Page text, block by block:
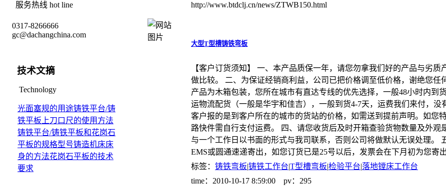
服务热线 hot line
0317-8266666
gc@dachangchina.com
技术文摘
Technology
光面塞规的用途铸铁平台/铸
铁平板上刀口尺的使用方法
铸铁平台/铸铁平板和花岗石
平板的规格型号铸造机床床
身的方法花岗石平板的技术
要求
http://www.btdclj.cn/news/ZTWB150.html
大型T型槽铸铁弯板
【客户订货须知】 一、本产品质保一年，请您勿拿我们好的产品与劣质
做比较。 二、为保证经销商利益，公司已把价格调至低价格，谢绝您任
产品为木箱包装，您所在城市有直达专线的优先选择，一般48小时内到
运物流配货（一般是华宇和佳吉），一般到货4-7天，运费我们来付，没
客户报的是到客户所在的城市的货站的价格，如需送到提前声明。如您
路快件需自行支付运费。 四、请您收货后及时开箱查验货物数量及外观
与一个工作日以书面的形式与我司联系，否则公司将做默认无误处理。
EMS或圆通速递寄出，如您订货已是25号以后，发票会在下月初为您寄出
标签： 铸铁弯板|铸铁工作台|T型槽弯板|检验平台|落地镗床工作台
time：2010-10-17 8:59:00 pv：295